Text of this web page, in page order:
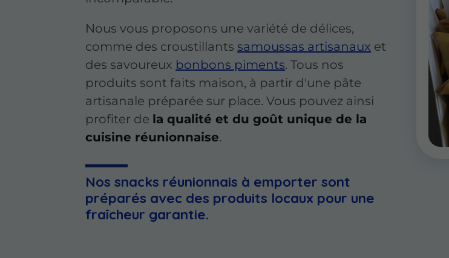
Nous vous proposons une variété de délices,
comme des croustillantssamoussas artisanaux et
des savoureux bonbons piments. Tous nos
produits sont faits maison, à partir d'une pâte
artisanale préparée sur place. Vous pouvez ainsi
profiter de la qualité et du goût unique de la
cuisine réunionnaise.
Nos snacks réunionnais à emporter sont
préparés avec des produits locaux pour une
fraîcheur garantie.